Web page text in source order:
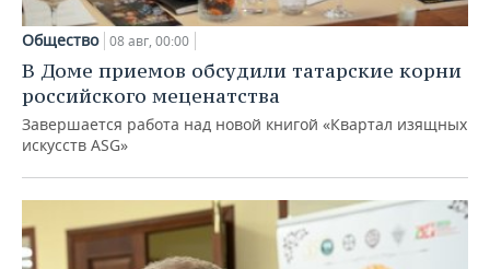
Общество 08 авг, 00:00
В Доме приемов обсудили татарские корни
российского меценатства
Завершается работа над новой книгой «Квартал изящных
искусств ASG»